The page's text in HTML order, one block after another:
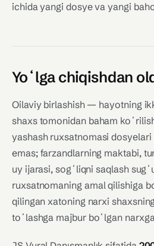
ichida yangi dosye va yangi
Yoʻlga chiqishdan
Oilaviy birlashish — hayotning
shaxs tomonidan baham
yashash ruxsatnomasi
emas; farzandlarning maktabi,
uy ijarasi, sogʻliqni saqlash
ruxsatnomaning amal qilishiga
qilingan xatoning narxi
toʻlashga majbur boʻlgan